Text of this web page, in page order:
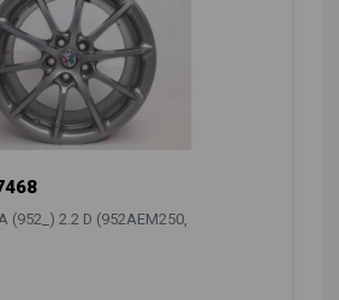
(952_) 2.2 D (952AEM250,